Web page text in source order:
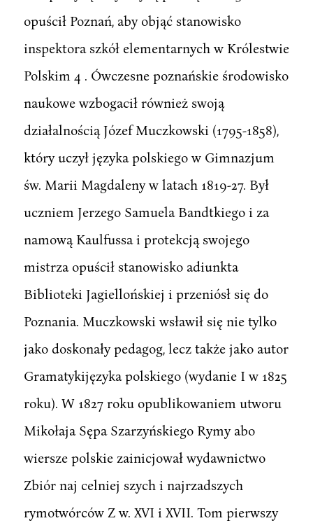
opuścił Poznań, aby objąć stanowisko
inspektora szkół elementarnych w Królestwie
Polskim 4 . Ówczesne poznańskie środowisko
naukowe wzbogacił również swoją
działalnością Józef Muczkowski (1795-1858),
który uczył języka polskiego w Gimnazjum
św. Marii Magdaleny w latach 1819-27. Był
uczniem Jerzego Samuela Bandtkiego i za
namową Kaulfussa i protekcją swojego
mistrza opuścił stanowisko adiunkta
Biblioteki Jagiellońskiej i przeniósł się do
Poznania. Muczkowski wsławił się nie tylko
jako doskonały pedagog, lecz także jako autor
Gramatykijęzyka polskiego (wydanie I w 1825
roku). W 1827 roku opublikowaniem utworu
Mikołaja Sępa Szarzyńskiego Rymy abo
wiersze polskie zainicjował wydawnictwo
Zbiór naj celniej szych i najrzadszych
rymotwórców Z w. XVI i XVII. Tom pierwszy